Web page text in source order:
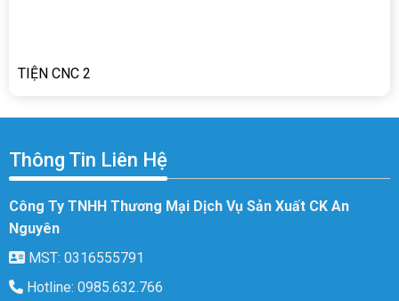
TIỆN CNC 2
Thông Tin Liên Hệ
Công Ty TNHH Thương Mại Dịch Vụ Sản Xuất CK An
Nguyên
MST: 0316555791
Hotline: 0985.632.766